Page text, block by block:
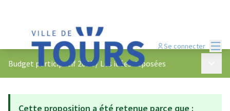
Se connecter
Budget participatif 2022/ Les idées déposées
Cette proposition a été retenue parce que :